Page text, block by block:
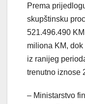
Prema
skupštinsku
521.496.490
miliona KM,
iz ranijeg
trenutno iznose
– Ministarstvo